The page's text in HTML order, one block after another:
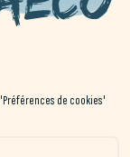
Il permet de
Laïta. De